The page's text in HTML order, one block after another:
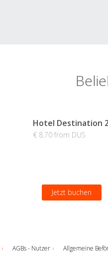
Hotel Destination
€ 8.70 from DUS
Jetzt buchen
AGBs - Nutzer Allgemeine